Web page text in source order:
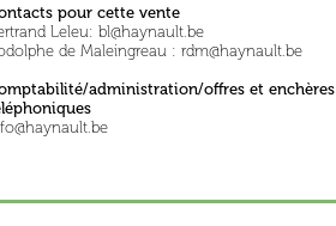
pour cette vente
Leleu: bl@haynault.be
de Maleingreau : rdm@haynault.be
administration/offres et enchères